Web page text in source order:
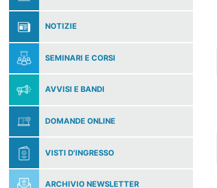
NOTIZIE
SEMINARI E CORSI
AVVISI E BANDI
DOMANDE ONLINE
VISTI D'INGRESSO
ARCHIVIO NEWSLETTER